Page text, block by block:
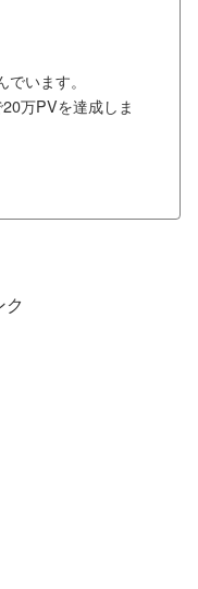
います。
万PVを達成しま